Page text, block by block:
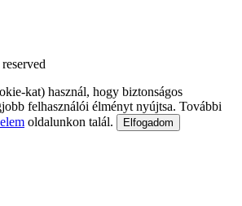
kat) használ, hogy biztonságos
felhasználói élményt nyújtsa. További
oldalunkon talál. Elfogadom